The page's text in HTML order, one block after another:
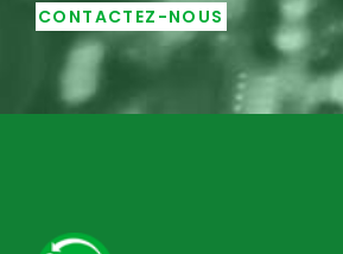
CONTACTEZ-NOUS